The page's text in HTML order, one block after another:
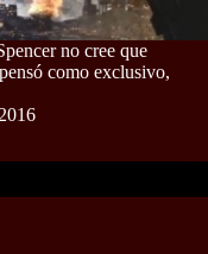
no cree que
como exclusivo,